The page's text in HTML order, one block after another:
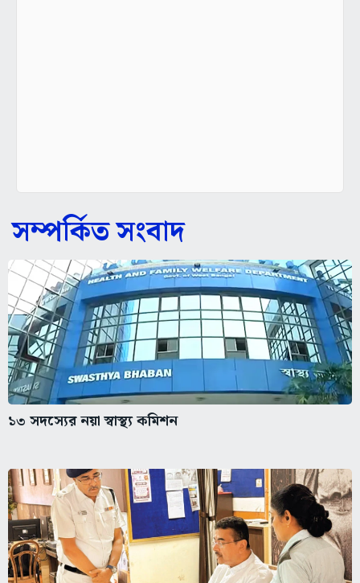
সম্পর্কিত সংবাদ
১৩ সদস্যের নয়া স্বাস্থ্য কমিশন